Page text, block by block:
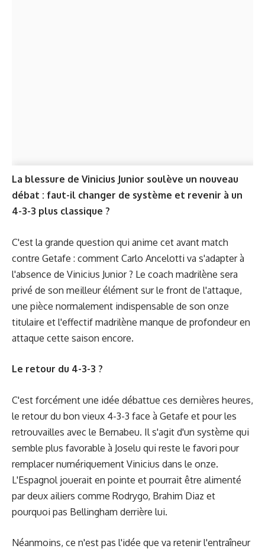
La blessure de Vinicius Junior soulève un nouveau
débat : faut-il changer de système et revenir à un
4-3-3 plus classique ?
C'est la grande question qui anime cet avant match
contre Getafe : comment Carlo Ancelotti va s'adapter à
l'absence de Vinicius Junior ? Le coach madrilène sera
privé de son meilleur élément sur le front de l'attaque,
une pièce normalement indispensable de son onze
titulaire et l'effectif madrilène manque de profondeur en
attaque cette saison encore.
Le retour du 4-3-3 ?
C'est forcément une idée débattue ces dernières heures,
le retour du bon vieux 4-3-3 face à Getafe et pour les
retrouvailles avec le Bernabeu. Il s'agit d'un système qui
semble plus favorable à Joselu qui reste le favori pour
remplacer numériquement Vinicius dans le onze.
L'Espagnol jouerait en pointe et pourrait être alimenté
par deux ailiers comme Rodrygo, Brahim Diaz et
pourquoi pas Bellingham derrière lui.
Néanmoins, ce n'est pas l'idée que va retenir l'entraîneur